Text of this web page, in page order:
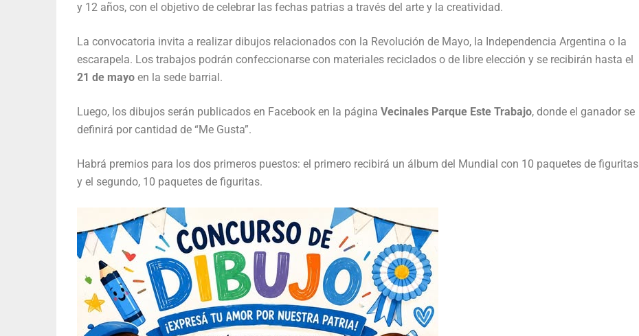
y 12 años, con el objetivo de celebrar las fechas patrias a través del arte y la creatividad.
La convocatoria invita a realizar dibujos relacionados con la Revolución de Mayo, la Independencia Argentina o la
escarapela. Los trabajos podrán confeccionarse con materiales reciclados o de libre elección y se recibirán hasta el
21 de mayo en la sede barrial.
Luego, los dibujos serán publicados en Facebook en la página Vecinales Parque Este Trabajo, donde el ganador se
definirá por cantidad de “Me Gusta”.
Habrá premios para los dos primeros puestos: el primero recibirá un álbum del Mundial con 10 paquetes de figuritas
y el segundo, 10 paquetes de figuritas.